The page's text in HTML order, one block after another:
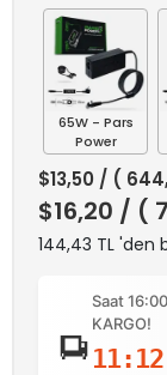
65W - Pars
Power
$13,50 / (
$16,20 / (
144,43 TL 'den
Saat
KARGO!